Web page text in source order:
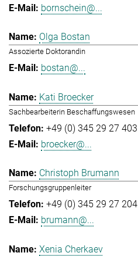
bornschein@...
Olga Bostan
Assozierte Doktorandin
bostan@...
Kati Broecker
Sachbearbeiterin Beschaffungswesen
+49 (0) 345 29 27 403
broecker@...
Christoph Brumann
Forschungsgruppenleiter
+49 (0) 345 29 27 204
brumann@...
Xenia Cherkaev